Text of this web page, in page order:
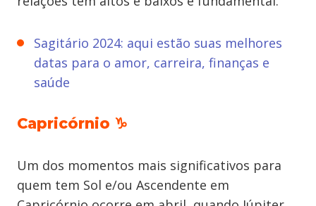
Sagitário 2024: aqui estão suas melhores
datas para o amor, carreira, finanças e
saúde
Capricórnio ♑
Um dos momentos mais significativos para
quem tem Sol e/ou Ascendente em